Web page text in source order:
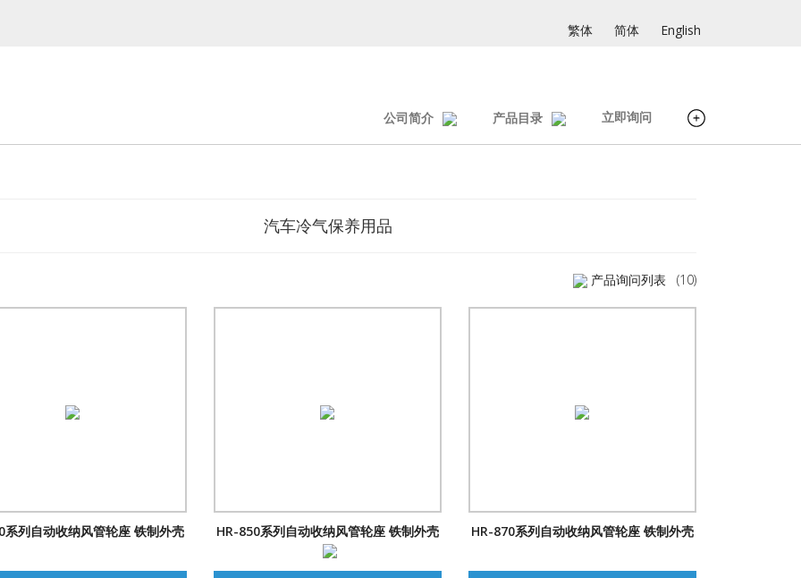
繁体 简体 English
公司简介 产品目录 立即询问
汽车冷气保养用品
产品询问列表 (10)
系列自动收纳风管轮座 铁制外壳 HR-850系列自动收纳风管轮座 铁制外壳 HR-870系列自动收纳风管轮座 铁制外壳